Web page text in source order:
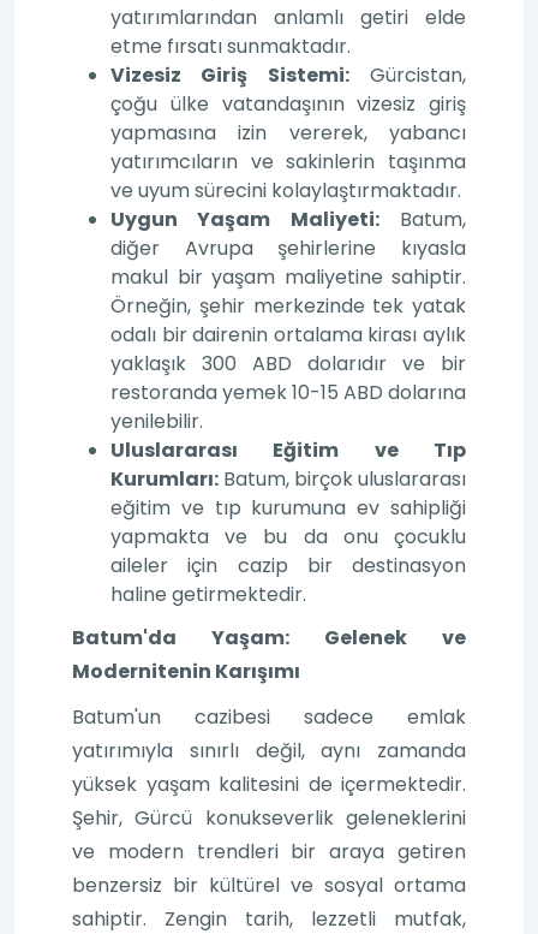
yatırımlarından anlamlı getiri elde
etme fırsatı sunmaktadır.
Vizesiz Giriş Sistemi:Gürcistan,
çoğu ülke vatandaşının vizesiz giriş
yapmasına izin vererek, yabancı
yatırımcıların ve sakinlerin taşınma
ve uyum sürecini kolaylaştırmaktadır.
Uygun Yaşam Maliyeti:Batum,
diğer Avrupa şehirlerine kıyasla
makul bir yaşam maliyetine sahiptir.
Örneğin, şehir merkezinde tek yatak
odalı bir dairenin ortalama kirası aylık
yaklaşık 300 ABD dolarıdır ve bir
restoranda yemek 10-15 ABD dolarına
yenilebilir.
Uluslararası Eğitim ve Tıp
Kurumları: Batum, birçok uluslararası
eğitim ve tıp kurumuna ev sahipliği
yapmakta ve bu da onu çocuklu
aileler için cazip bir destinasyon
haline getirmektedir.
Batum'da Yaşam: Gelenek ve
Modernitenin Karışımı
Batum'un cazibesi sadece emlak
yatırımıyla sınırlı değil, aynı zamanda
yüksek yaşam kalitesini de içermektedir.
Şehir, Gürcü konukseverlik geleneklerini
ve modern trendleri bir araya getiren
benzersiz bir kültürel ve sosyal ortama
sahiptir. Zengin tarih, lezzetli mutfak,